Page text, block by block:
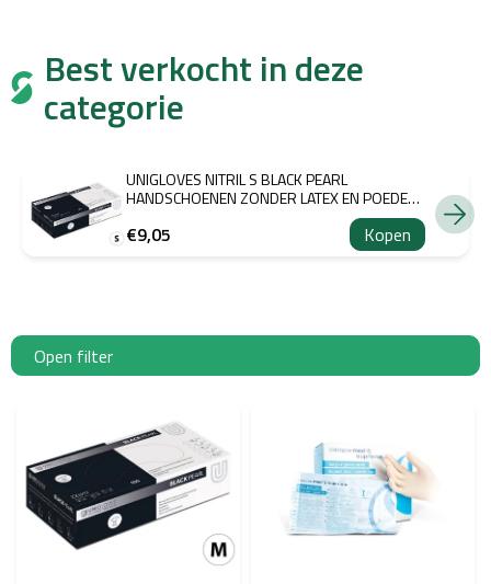
Best verkocht in deze
categorie
UNIGLOVES NITRIL S BLACK PEARL
HANDSCHOENEN ZONDER LATEX EN POEDER,
€9,05 Kopen
Open filter